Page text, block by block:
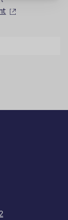
(ekstern